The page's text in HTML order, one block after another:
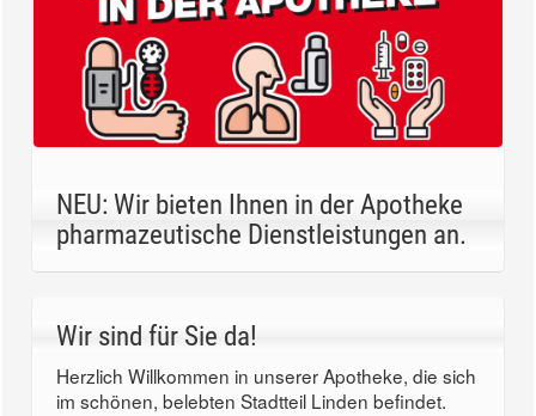
NEU: Wir bieten Ihnen in der Apotheke
pharmazeutische Dienstleistungen an.
Wir sind für Sie da!
Herzlich Willkommen in unserer Apotheke, die sich
im schönen, belebten Stadtteil Linden befindet.